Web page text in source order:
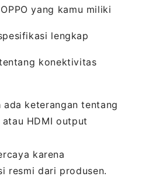
yang kamu miliki
lengkap
konektivitas
ada keterangan tentang
HDMI output
karena
resmi dari produsen.